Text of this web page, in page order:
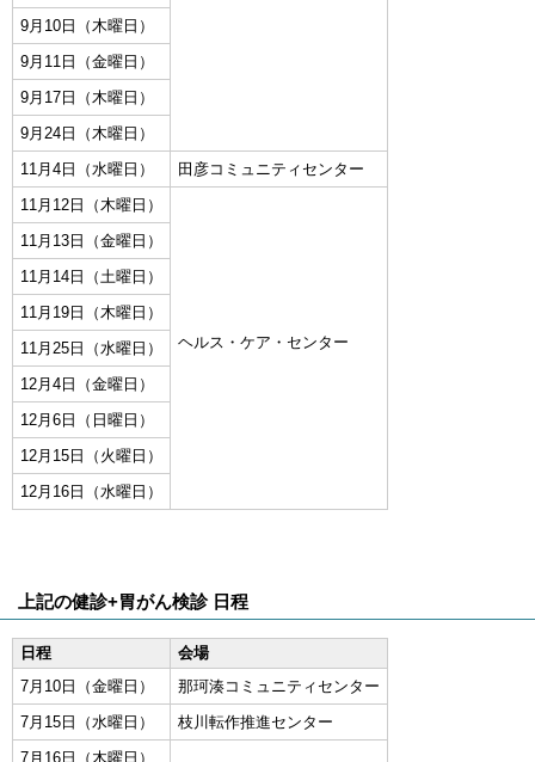
9月10日（木曜日）
9月11日（金曜日）
9月17日（木曜日）
9月24日（木曜日）
11月4日（水曜日）
田彦コミュニティセンター
11月12日（木曜日）
ヘルス・ケア・センター
11月13日（金曜日）
11月14日（土曜日）
11月19日（木曜日）
11月25日（水曜日）
12月4日（金曜日）
12月6日（日曜日）
12月15日（火曜日）
12月16日（水曜日）
上記の健診+胃がん検診 日程
日程
会場
7月10日（金曜日）
那珂湊コミュニティセンター
7月15日（水曜日）
枝川転作推進センター
7月16日（木曜日）